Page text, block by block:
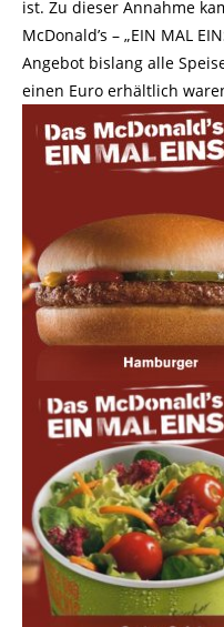
ist. Zu dieser Annahme
McDonald’s – „EIN MAL
Angebot bislang alle
einen Euro erhältlich